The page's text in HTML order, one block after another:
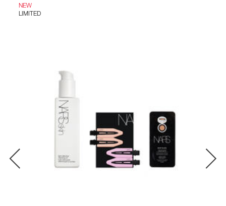
NEW
LIMITED